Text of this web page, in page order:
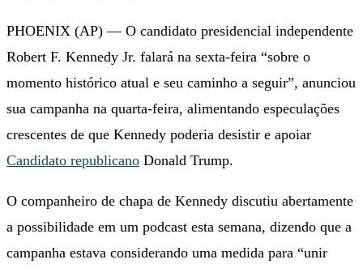
PHOENIX (AP) — O candidato presidencial independente
Robert F. Kennedy Jr. falará na sexta-feira “sobre o
momento histórico atual e seu caminho a seguir”, anunciou
sua campanha na quarta-feira, alimentando especulações
crescentes de que Kennedy poderia desistir e apoiar
Candidato republicano Donald Trump.
O companheiro de chapa de Kennedy discutiu abertamente
a possibilidade em um podcast esta semana, dizendo que a
campanha estava considerando uma medida para “unir